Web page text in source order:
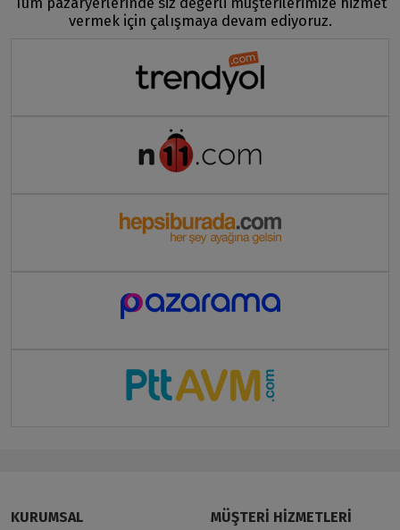
vermek için çalışmaya devam ediyoruz.
KURUMSAL MÜŞTERİ HİZMETLERİ